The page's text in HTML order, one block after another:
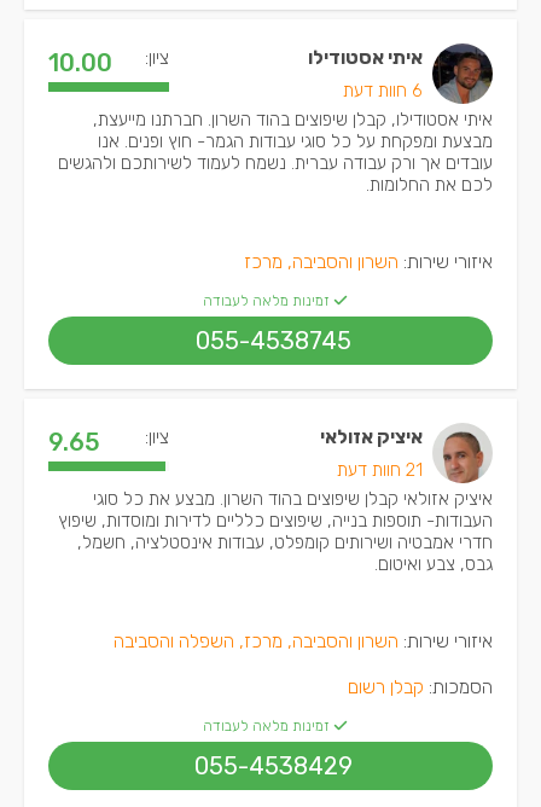
איתי אסטודילו
6 חוות דעת
ציון: 10.00
איתי אסטודילו, קבלן שיפוצים בהוד השרון. חברתנו מייעצת,
מבצעת ומפקחת על כל סוגי עבודות הגמר- חוץ ופנים. אנו
עובדים אך ורק עבודה עברית. נשמח לעמוד לשירותכם ולהגשים
לכם את החלומות.
איזורי שירות: השרון והסביבה, מרכז
זמינות מלאה לעבודה
055-4538745
איציק אזולאי
21 חוות דעת
ציון: 9.65
איציק אזולאי קבלן שיפוצים בהוד השרון. מבצע את כל סוגי
העבודות- תוספות בנייה, שיפוצים כלליים לדירות ומוסדות, שיפוץ
חדרי אמבטיה ושירותים קומפלט, עבודות אינסטלציה, חשמל,
גבס, צבע ואיטום.
איזורי שירות: השרון והסביבה, מרכז, השפלה והסביבה
הסמכות: קבלן רשום
זמינות מלאה לעבודה
055-4538429